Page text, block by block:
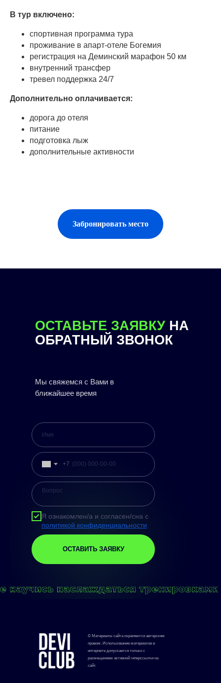
В тур включено:
спортивная программа тура
проживание в апарт-отеле Богемия
регистрация на Деминский марафон 50 км
внутренний трансфер
тревел поддержка 24/7
Дополнительно оплачивается:
дорога до отеля
питание
подготовка лыж
дополнительные активности
Забронировать место
ОСТАВЬТЕ ЗАЯВКУ НА
ОБРАТНЫЙ ЗВОНОК
Мы свяжемся с Вами в
ближайшее время
+7
Я ознакомлен/а и согласен/сна с
политикой конфиденциальности
ОСТАВИТЬ ЗАЯВКУ
© Материалы сайта охраняются авторским
правом. Использование материалов в
интернете допускается только с
размещением активной гиперссылки на
сайт.